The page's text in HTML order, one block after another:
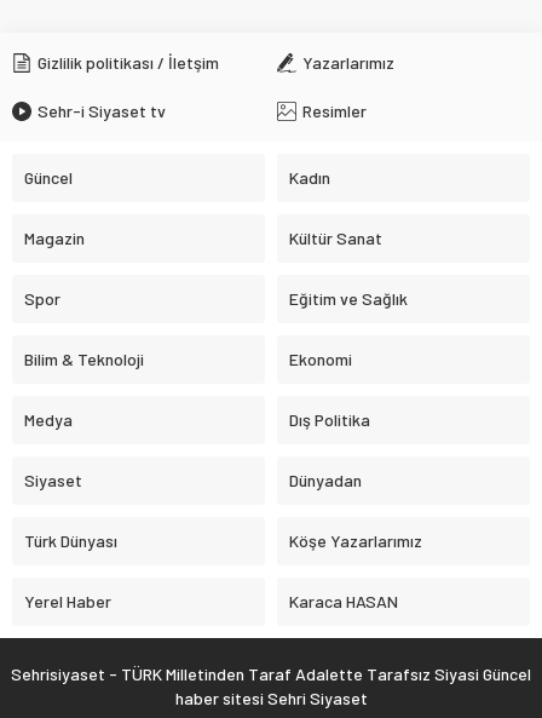
Gizlilik politikası / İletşim Yazarlarımız
Sehr-i Siyaset tv Resimler
Güncel Kadın
Magazin Kültür Sanat
Spor Eğitim ve Sağlık
Bilim & Teknoloji Ekonomi
Medya Dış Politika
Siyaset Dünyadan
Türk Dünyası Köşe Yazarlarımız
Yerel Haber Karaca HASAN
Sehrisiyaset - TÜRK Milletinden Taraf Adalette Tarafsız Siyasi Güncel
haber sitesi Sehri Siyaset